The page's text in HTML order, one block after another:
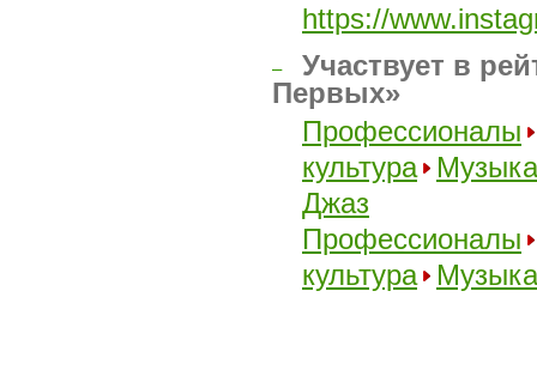
https://
–
Участвует в
Первых»
Профессионалы
культура
Музыка
Джаз
Профессионалы
культура
Музыка